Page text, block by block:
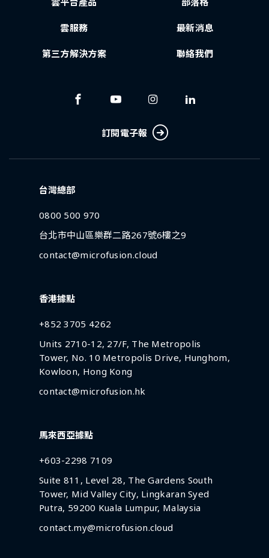
雲服務
第三方解決方案
最新消息
聯絡我們
訂閱電子報
台灣總部
0800 500 970
台北市中山區樂群二路267號6樓之9
contact@microfusion.cloud
香港據點
+852 3705 4262
Units 2710-12, 27/F, The Metropolis
Tower, No. 10 Metropolis Drive, Hunghom,
Kowloon, Hong Kong
contact@microfusion.hk
馬來西亞據點
+603-2298 7109
Suite 811, Level 28, The Gardens South
Tower, Mid Valley City, Lingkaran Syed
Putra, 59200 Kuala Lumpur, Malaysia
contact.my@microfusion.cloud